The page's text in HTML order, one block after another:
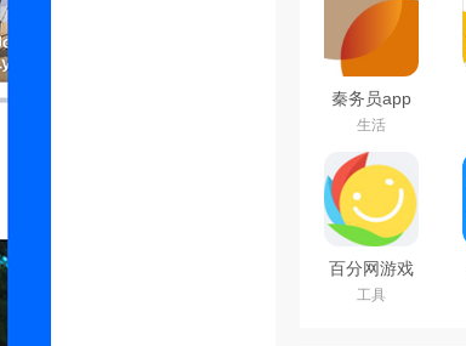
秦务员app
下载2026最
新版
生活
百分网游戏
盒子下载
2026新版
工具